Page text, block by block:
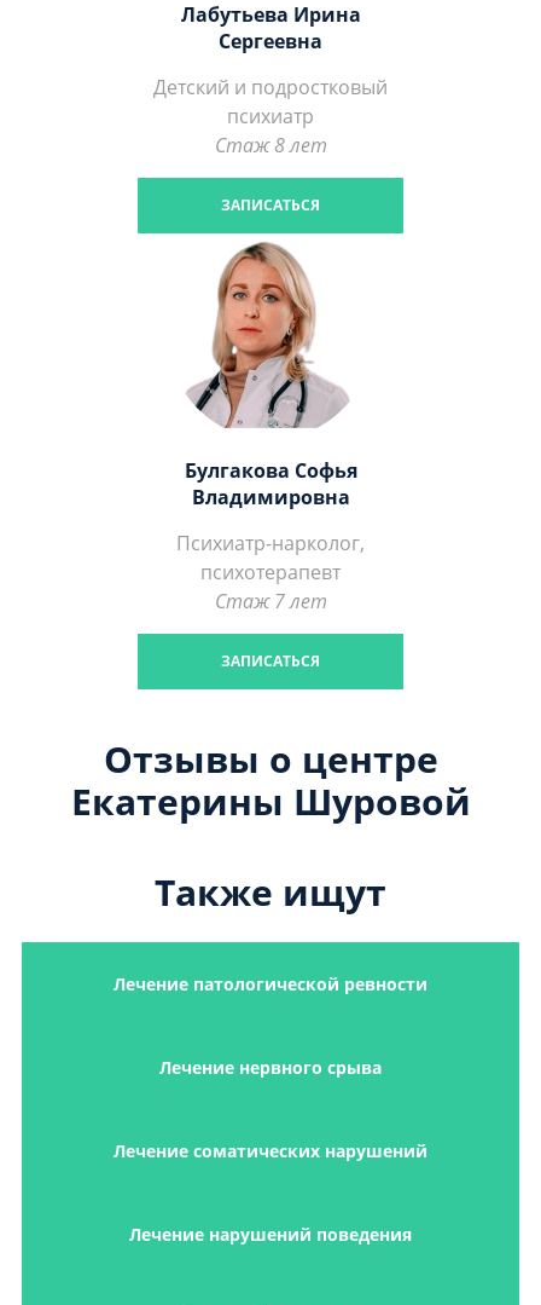
Лабутьева Ирина
Сергеевна
Детский и подростковый
психиатр
Стаж 8 лет
ЗАПИСАТЬСЯ
Булгакова Софья
Владимировна
Психиатр-нарколог,
психотерапевт
Стаж 7 лет
ЗАПИСАТЬСЯ
Отзывы о центре
Екатерины Шуровой
Также ищут
Лечение патологической ревности
Лечение нервного срыва
Лечение соматических нарушений
Лечение нарушений поведения